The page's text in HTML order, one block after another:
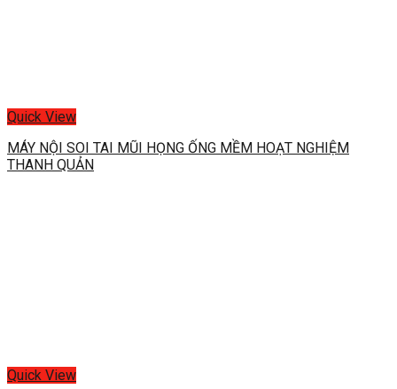
Quick View
MÁY NỘI SOI TAI MŨI HỌNG ỐNG MỀM HOẠT NGHIỆM
THANH QUẢN
Quick View